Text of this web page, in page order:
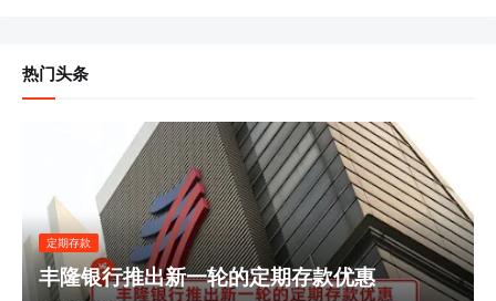
热门头条
定期存款
丰隆银行推出新一轮的定期存款优惠